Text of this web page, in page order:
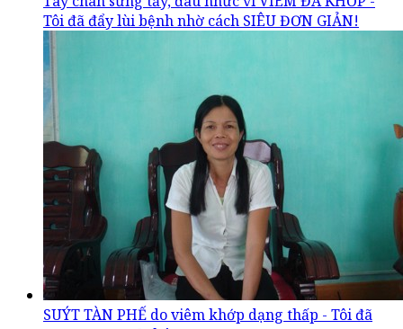
Tôi đã đẩy lùi bệnh nhờ cách SIÊU ĐƠN GIẢN!
SUÝT TÀN PHẾ do viêm khớp dạng thấp - Tôi đã